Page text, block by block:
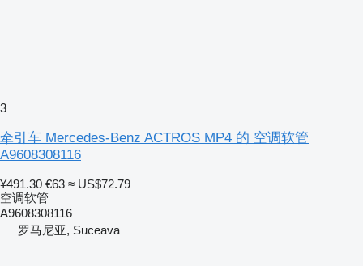
3
牵引车 Mercedes-Benz ACTROS MP4 的 空调软管
A9608308116
¥491.30 €63 ≈ US$72.79
空调软管
A9608308116
罗马尼亚, Suceava